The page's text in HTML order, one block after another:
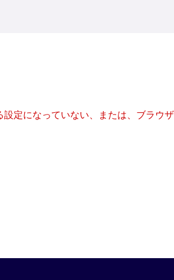
定になっていない、または、ブラウ